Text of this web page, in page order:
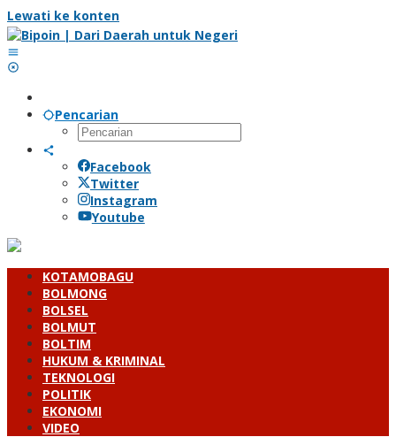
Lewati ke konten
Pencarian
Facebook
Twitter
Instagram
Youtube
KOTAMOBAGU
BOLMONG
BOLSEL
BOLMUT
BOLTIM
HUKUM & KRIMINAL
TEKNOLOGI
POLITIK
EKONOMI
VIDEO